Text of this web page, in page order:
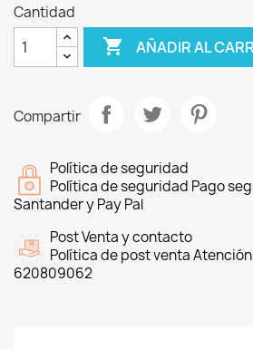
Cantidad
 AÑADIR AL
Compartir
Política de seguridad
Política de seguridad Pago
Santander y Pay Pal
Post Venta y contacto
Política de post venta
620809062